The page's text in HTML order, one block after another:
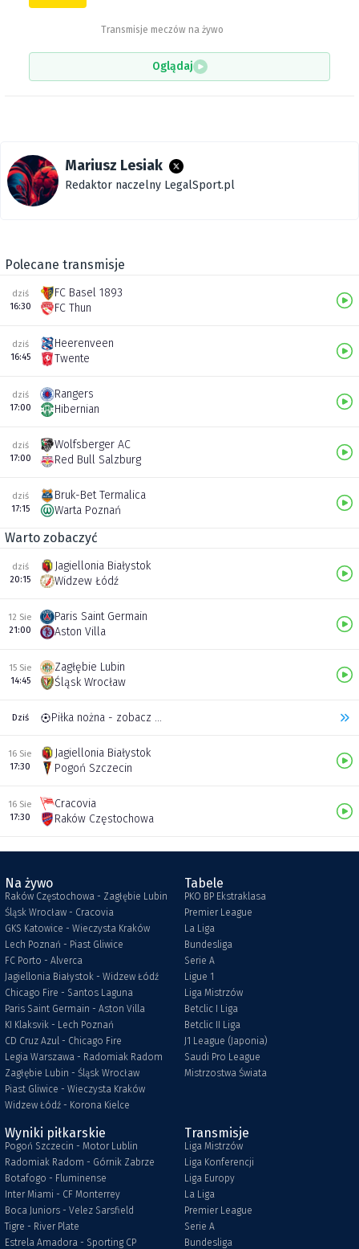
Transmisje meczów na żywo
Oglądaj
Mariusz Lesiak
Redaktor naczelny LegalSport.pl
Polecane transmisje
dziś
16:30
FC Basel 1893
FC Thun
dziś
16:45
Heerenveen
Twente
dziś
17:00
Rangers
Hibernian
dziś
17:00
Wolfsberger AC
Red Bull Salzburg
dziś
17:15
Bruk-Bet Termalica
Warta Poznań
Warto zobaczyć
dziś
20:15
Jagiellonia Białystok
Widzew Łódź
12 Sie
21:00
Paris Saint Germain
Aston Villa
15 Sie
14:45
Zagłębie Lubin
Śląsk Wrocław
Dziś Piłka nożna - zobacz inne transmisje
16 Sie
17:30
Jagiellonia Białystok
Pogoń Szczecin
16 Sie
17:30
Cracovia
Raków Częstochowa
Na żywo
Raków Częstochowa - Zagłębie Lubin
Śląsk Wrocław - Cracovia
GKS Katowice - Wieczysta Kraków
Lech Poznań - Piast Gliwice
FC Porto - Alverca
Jagiellonia Białystok - Widzew Łódź
Chicago Fire - Santos Laguna
Paris Saint Germain - Aston Villa
KI Klaksvik - Lech Poznań
CD Cruz Azul - Chicago Fire
Legia Warszawa - Radomiak Radom
Zagłębie Lubin - Śląsk Wrocław
Piast Gliwice - Wieczysta Kraków
Widzew Łódź - Korona Kielce
Tabele
PKO BP Ekstraklasa
Premier League
La Liga
Bundesliga
Serie A
Ligue 1
Liga Mistrzów
Betclic I Liga
Betclic II Liga
J1 League (Japonia)
Saudi Pro League
Mistrzostwa Świata
Wyniki piłkarskie
Pogoń Szczecin - Motor Lublin
Radomiak Radom - Górnik Zabrze
Botafogo - Fluminense
Inter Miami - CF Monterrey
Boca Juniors - Velez Sarsfield
Tigre - River Plate
Estrela Amadora - Sporting CP
Transmisje
Liga Mistrzów
Liga Konferencji
Liga Europy
La Liga
Premier League
Serie A
Bundesliga